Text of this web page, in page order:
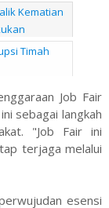
Kematian
Timah
Job Fair
sebagai langkah
"Job Fair ini
terjaga melalui
esensi